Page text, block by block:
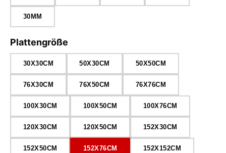
30MM
Plattengröße
30X30CM 50X30CM 50X50CM
76X30CM 76X50CM 76X76CM
100X30CM 100X50CM 100X76CM
120X30CM 120X50CM 152X30CM
152X50CM 152X76CM 152X152CM